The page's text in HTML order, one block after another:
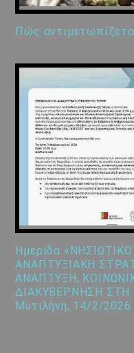
Πώς
Ημερίδα
ΑΝΑΠΤΥΞΙΑΚΗ
ΑΝΑΠΤΥΞΗ,
ΔΙΑΚΥΒΕΡΝΗΣΗ ΣΤΗ
Μυτιλήνη, 14/2/2026